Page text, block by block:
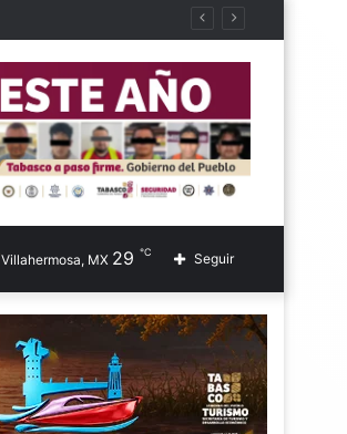
Seguir
Villahermosa, MX 29 ℃